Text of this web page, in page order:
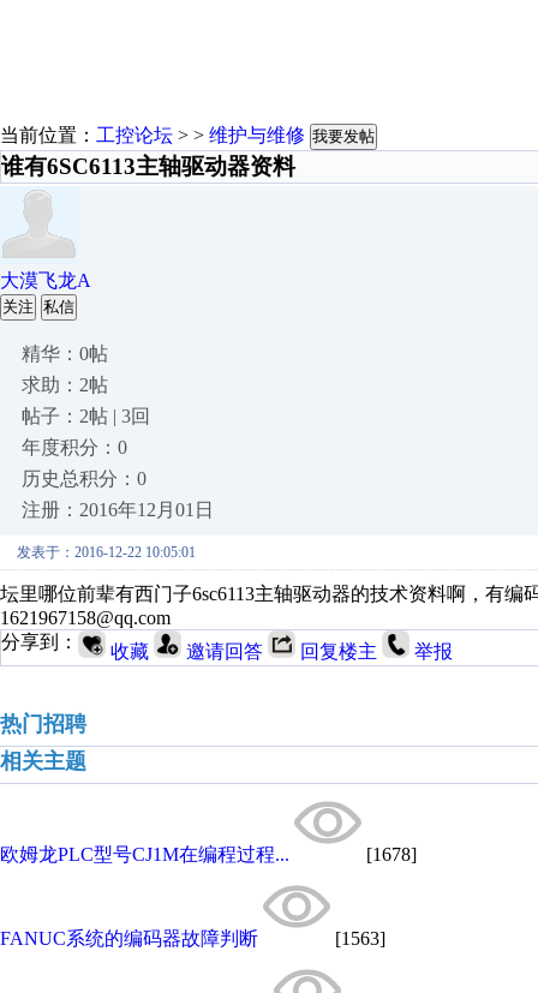
当前位置： 工控论坛 > > 维护与维修 我要发帖
谁有6SC6113主轴驱动器资料
大漠飞龙A
关注 私信
精华：0帖
求助：2帖
帖子：2帖 | 3回
年度积分：0
历史总积分：0
注册：2016年12月01日
发表于：2016-12-22 10:05:01
坛里哪位前辈有西门子6sc6113主轴驱动器的技术资料啊，有
1621967158@qq.com
分享到：
收藏 邀请回答 回复楼主 举报
热门招聘
相关主题
欧姆龙PLC型号CJ1M在编程过程... [1678]
FANUC系统的编码器故障判断 [1563]